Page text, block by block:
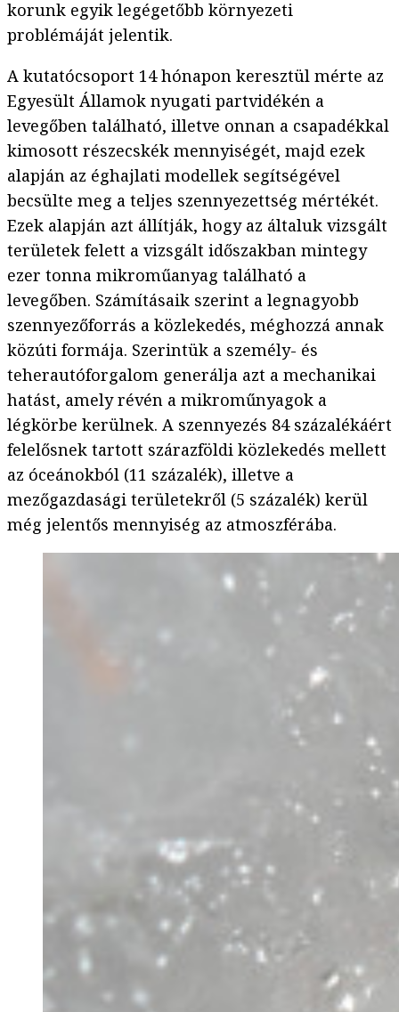
korunk egyik legégetőbb környezeti
problémáját jelentik.
A kutatócsoport 14 hónapon keresztül mérte az
Egyesült Államok nyugati partvidékén a
levegőben található, illetve onnan a csapadékkal
kimosott részecskék mennyiségét, majd ezek
alapján az éghajlati modellek segítségével
becsülte meg a teljes szennyezettség mértékét.
Ezek alapján azt állítják, hogy az általuk vizsgált
területek felett a vizsgált időszakban mintegy
ezer tonna mikroműanyag található a
levegőben. Számításaik szerint a legnagyobb
szennyezőforrás a közlekedés, méghozzá annak
közúti formája. Szerintük a személy- és
teherautóforgalom generálja azt a mechanikai
hatást, amely révén a mikroműnyagok a
légkörbe kerülnek. A szennyezés 84 százalékáért
felelősnek tartott szárazföldi közlekedés mellett
az óceánokból (11 százalék), illetve a
mezőgazdasági területekről (5 százalék) kerül
még jelentős mennyiség az atmoszférába.